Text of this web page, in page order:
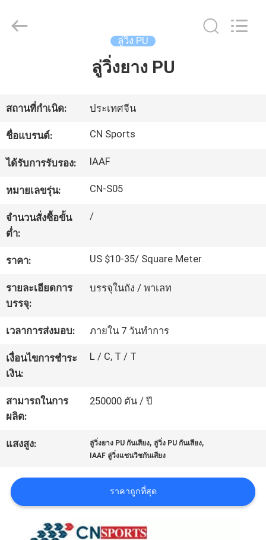
สินค้า
เกี่ยว
กับ
เรา
ทัวร์
โรงงาน
ควบคุม
คุณภาพ
ติดต่อ
ขอ
ใบ
เสนอ
Materials
ลู่วิ่ง PU
ลู่วิ่งยาง PU
สถานที่กำเนิด: ประเทศจีน
ชื่อแบรนด์: CN Sports
ได้รับการรับรอง: IAAF
หมายเลขรุ่น: CN-S05
จำนวนสั่งซื้อขั้น
ต่ำ:
/
ราคา: US $10-35/ Square Meter
รายละเอียดการ
บรรจุ:
บรรจุในถัง / พาเลท
เวลาการส่งมอบ: ภายใน 7 วันทำการ
เงื่อนไขการชำระ
เงิน:
L / C, T / T
สามารถในการ
ผลิต:
250000 ตัน / ปี
แสงสูง: ลู่วิ่งยาง PU กันเสียง, ลู่วิ่ง PU กันเสียง,
IAAF ลู่วิ่งแซนวิชกันเสียง
ราคาถูกที่สุด